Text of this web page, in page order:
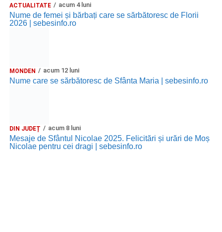
Trupa de Dansuri Săsești.
Ora 20.30– Parcul Tineretului: proiecția filmului pentru
JOI, 27 AUGUST 2026
Ora 19.00–Sărbătoarea Seniorilor– festivitatea de
premiere a cuplurilor care aniversează 50 de ani de
ACTUALITATE acum 4 luni
Nume de femei și bărbați care se sărbătoresc de Florii
2026 | sebesinfo.ro
MONDEN acum 12 luni
Nume care se sărbătoresc de Sfânta Maria | sebesinfo.ro
DIN JUDEȚ acum 8 luni
Mesaje de Sfântul Nicolae 2025. Felicitări și urări de Moș
Nicolae pentru cei dragi | sebesinfo.ro